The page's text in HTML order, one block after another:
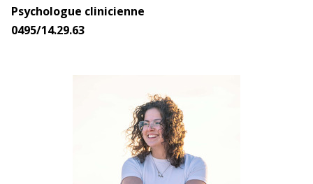
Psychologue clinicienne
0495/14.29.63